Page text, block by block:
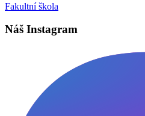
Fakultní škola
Náš Instagram